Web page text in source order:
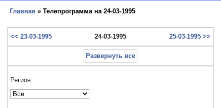
Главная » Телепрограмма на 24-03-1995
<< 23-03-1995 24-03-1995 25-03-1995 >>
Развернуть все
Регион: